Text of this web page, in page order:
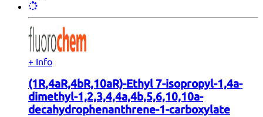
+ Info
(1R,4aR,4bR,10aR)-Ethyl 7-isopropyl-1,4a-
dimethyl-1,2,3,4,4a,4b,5,6,10,10a-
decahydrophenanthrene-1-carboxylate